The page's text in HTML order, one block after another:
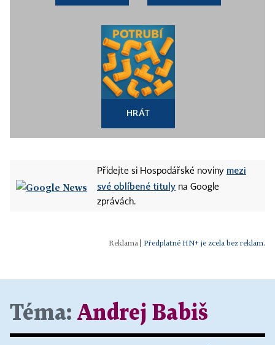
HRÁT
Přidejte si Hospodářské noviny mezi
své oblíbené tituly na Google
zprávách.
Předplatné HN+ je zcela bez reklam.
Téma: Andrej Babiš